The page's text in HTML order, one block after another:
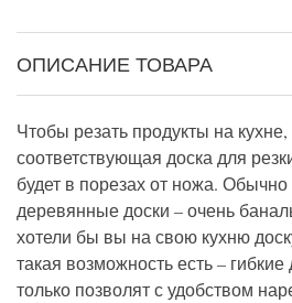
ОПИСАНИЕ ТОВАРА
Чтобы резать продукты на
соответствующая доска для
будет в порезах от ножа. Обычно
деревянные доски – очень
хотели бы вы на свою кухню
такая возможность есть –
только позволят с удобством